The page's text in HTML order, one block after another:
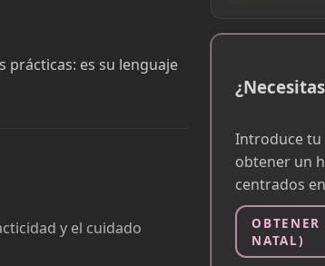
prácticas: es su lenguaje
y el cuidado
Introduce tu
obtener un
centrados
NATAL)